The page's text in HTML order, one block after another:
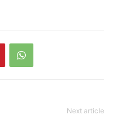
Next article